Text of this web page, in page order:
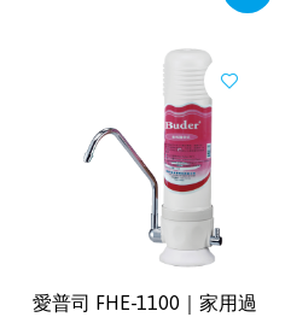
愛普司 FHE-1100｜家用過